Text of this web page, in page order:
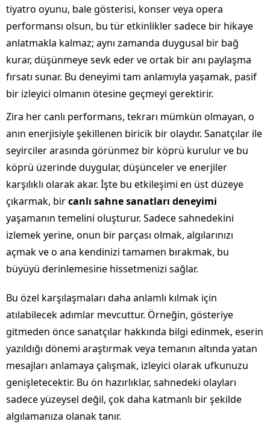
tiyatro oyunu, bale gösterisi, konser veya opera
performansı olsun, bu tür etkinlikler sadece bir hikaye
anlatmakla kalmaz; aynı zamanda duygusal bir bağ
kurar, düşünmeye sevk eder ve ortak bir anı paylaşma
fırsatı sunar. Bu deneyimi tam anlamıyla yaşamak, pasif
bir izleyici olmanın ötesine geçmeyi gerektirir.
Zira her canlı performans, tekrarı mümkün olmayan, o
anın enerjisiyle şekillenen biricik bir olaydır. Sanatçılar ile
seyirciler arasında görünmez bir köprü kurulur ve bu
köprü üzerinde duygular, düşünceler ve enerjiler
karşılıklı olarak akar. İşte bu etkileşimi en üst düzeye
çıkarmak, bircanlı sahne sanatları deneyimi
yaşamanın temelini oluşturur. Sadece sahnedekini
izlemek yerine, onun bir parçası olmak, algılarınızı
açmak ve o ana kendinizi tamamen bırakmak, bu
büyüyü derinlemesine hissetmenizi sağlar.
Bu özel karşılaşmaları daha anlamlı kılmak için
atılabilecek adımlar mevcuttur. Örneğin, gösteriye
gitmeden önce sanatçılar hakkında bilgi edinmek, eserin
yazıldığı dönemi araştırmak veya temanın altında yatan
mesajları anlamaya çalışmak, izleyici olarak ufkunuzu
genişletecektir. Bu ön hazırlıklar, sahnedeki olayları
sadece yüzeysel değil, çok daha katmanlı bir şekilde
algılamanıza olanak tanır.